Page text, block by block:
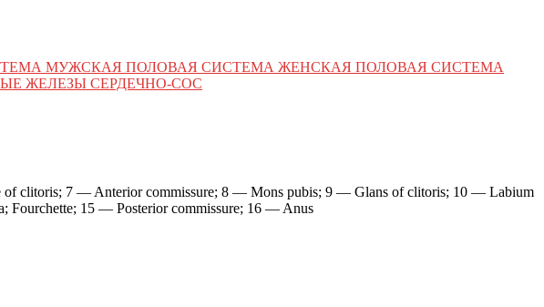
МУЖСКАЯ ПОЛОВАЯ СИСТЕМА ЖЕНСКАЯ ПОЛОВАЯ СИСТЕМА
ЖЕЛЕЗЫ СЕРДЕЧНО-СОС
clitoris; 7 — Anterior commissure; 8 — Mons pubis; 9 — Glans of clitoris; 10 — Labium
Fourchette; 15 — Posterior commissure; 16 — Anus